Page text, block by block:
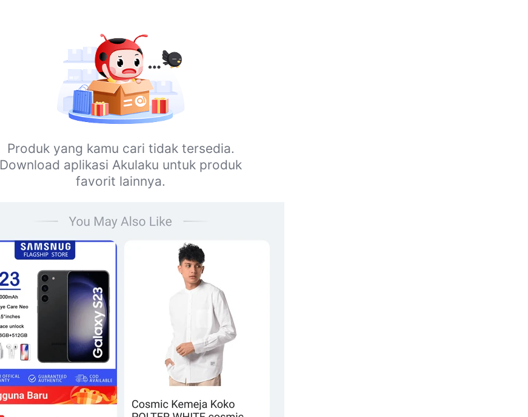
Produk yang kamu cari tidak tersedia.
Download aplikasi Akulaku untuk produk
favorit lainnya.